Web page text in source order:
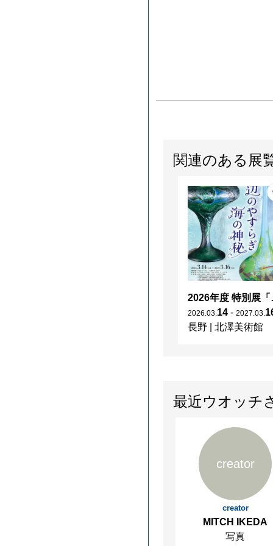
関連のある展
2026年度
2026 03 14 - 2027 03
長野
北澤美術館
最近ウオッチ
creator
creator
MITCH IKEDA
写真